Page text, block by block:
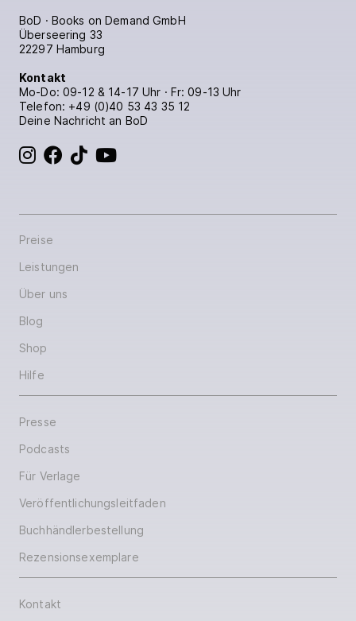
BoD · Books on Demand GmbH
Überseering 33
22297 Hamburg
Kontakt
Mo-Do: 09-12 & 14-17 Uhr · Fr: 09-13 Uhr
Telefon: +49 (0)40 53 43 35 12
Deine Nachricht an BoD
BoD bei Instagram
BoD bei Facebook
BoD bei TikTok
Preise
Leistungen
Über uns
Blog
Shop
Hilfe
Presse
Podcasts
Für Verlage
Veröffentlichungsleitfaden
Buchhändlerbestellung
Rezensionsexemplare
Kontakt